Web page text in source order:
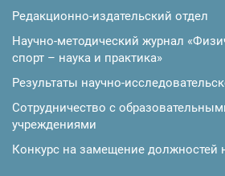
Редакционно-издательский отдел
Научно-методический журнал
спорт – наука и практика»
Результаты научно-
Сотрудничество с
учреждениями
Конкурс на замещение должностей